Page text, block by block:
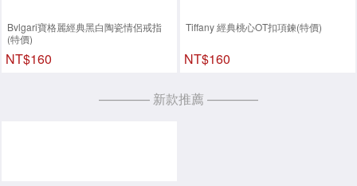
Bvlgari寶格麗經典黑白陶瓷情侶戒指
(特價)
NT$160
Tiffany 經典桃心OT扣項鍊(特價)
NT$160
———— 新款推薦 ————